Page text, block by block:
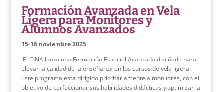
Formación Avanzada en Vela
Ligera para Monitores y
Alumnos Avanzados
15-16 noviembre 2025
El CINA lanza una Formación Especial Avanzada diseñada para
elevar la calidad de la enseñanza en los cursos de vela ligera.
Este programa está dirigido prioritariamente a monitores, con el
objetivo de perfeccionar sus habilidades didácticas y optimizar la